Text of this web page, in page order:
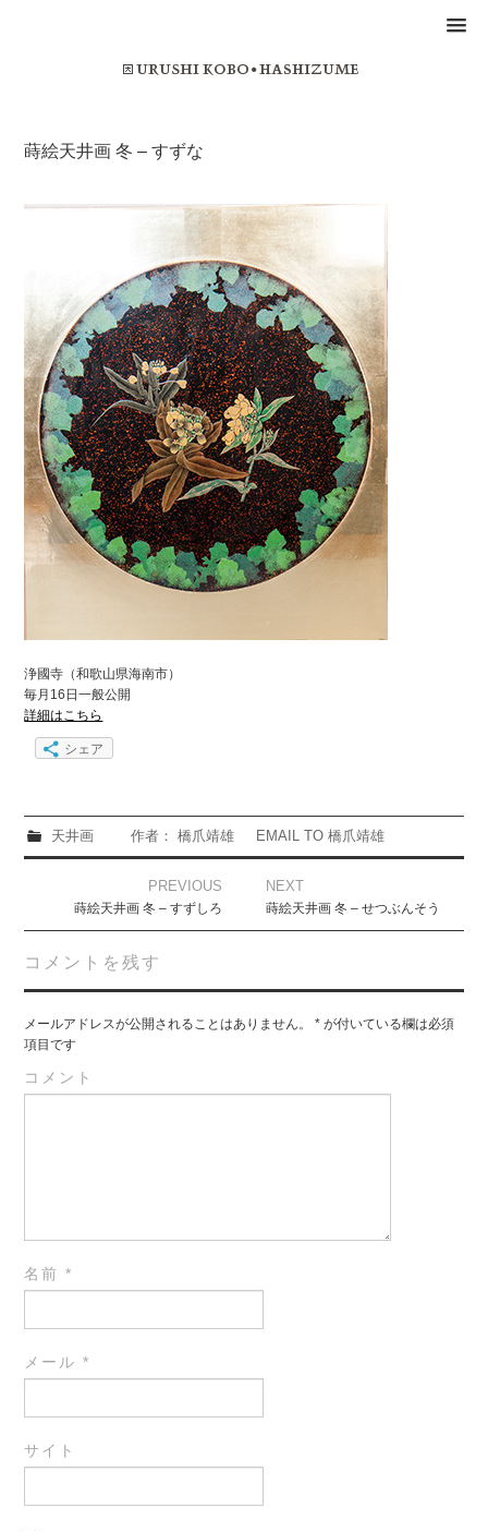
蒔絵天井画 冬 – すずな
浄國寺（和歌山県海南市）
毎月16日一般公開
詳細はこちら
シェア
天井画 作者： 橋爪靖雄 EMAIL TO 橋爪靖雄
navigation
PREVIOUS
蒔絵天井画 冬 – すずしろ
NEXT
蒔絵天井画 冬 – せつぶんそう
コメントを残す
メールアドレスが公開されることはありません。 * が付いている欄は必須
項目です
コメント
名前*
メール*
サイト